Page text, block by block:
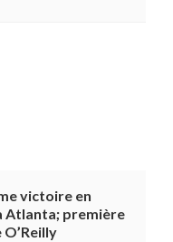
victoire en
Atlanta; première